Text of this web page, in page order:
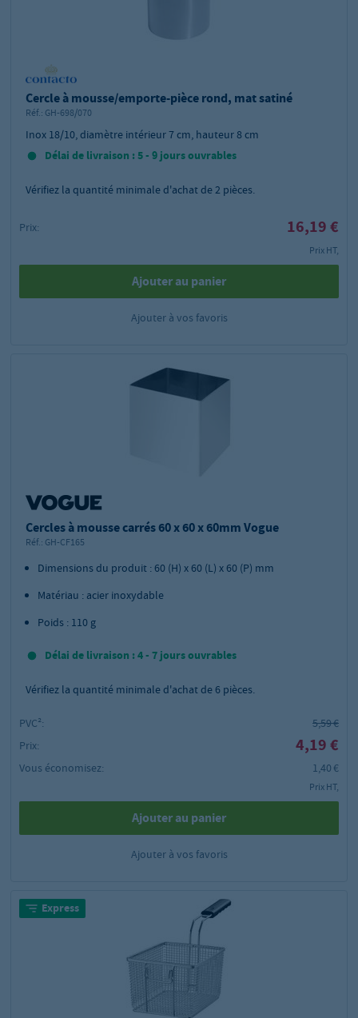
Cercle à mousse/emporte-pièce rond, mat satiné
Réf.: GH-698/070
Inox 18/10, diamètre intérieur 7 cm, hauteur 8 cm
Délai de livraison : 5 - 9 jours ouvrables
Vérifiez la quantité minimale d'achat de2 pièces.
Prix: 16,19 €
Prix HT,
Ajouter au panier
Ajouter à vos favoris
Cercles à mousse carrés 60 x 60 x 60mm Vogue
Réf.: GH-CF165
Dimensions du produit : 60 (H) x 60 (L) x 60 (P) mm
Matériau : acier inoxydable
Poids : 110 g
Délai de livraison : 4 - 7 jours ouvrables
Vérifiez la quantité minimale d'achat de6 pièces.
PVC²:
5,59 €
Prix:
4,19 €
Vous économisez: 1,40 €
Prix HT,
Ajouter au panier
Ajouter à vos favoris
Express